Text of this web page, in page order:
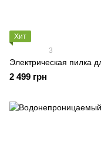
Хит
3
Электрическая пилка
2 499 грн